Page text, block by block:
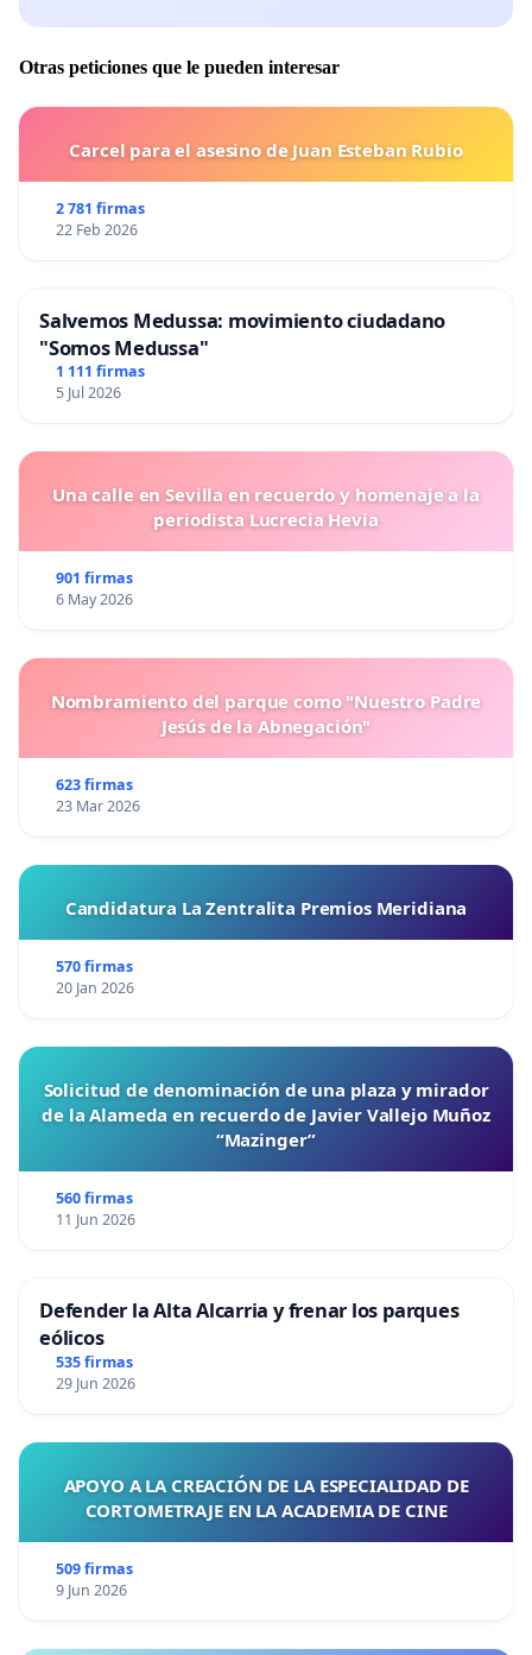
Otras peticiones que le pueden interesar
Carcel para el asesino de Juan Esteban Rubio
2 781 firmas
22 Feb 2026
Salvemos Medussa: movimiento ciudadano
"Somos Medussa"
1 111 firmas
5 Jul 2026
Una calle en Sevilla en recuerdo y homenaje a la
periodista Lucrecia Hevia
901 firmas
6 May 2026
Nombramiento del parque como "Nuestro Padre
Jesús de la Abnegación"
623 firmas
23 Mar 2026
Candidatura La Zentralita Premios Meridiana
570 firmas
20 Jan 2026
Solicitud de denominación de una plaza y mirador
de la Alameda en recuerdo de Javier Vallejo Muñoz
“Mazinger”
560 firmas
11 Jun 2026
Defender la Alta Alcarria y frenar los parques
eólicos
535 firmas
29 Jun 2026
APOYO A LA CREACIÓN DE LA ESPECIALIDAD DE
CORTOMETRAJE EN LA ACADEMIA DE CINE
509 firmas
9 Jun 2026